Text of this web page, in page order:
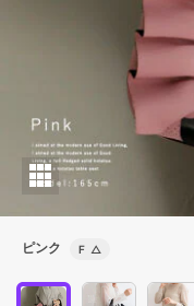
ピンク F △